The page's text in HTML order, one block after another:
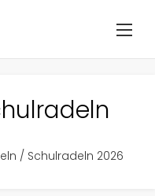
/ Schulradeln 2026